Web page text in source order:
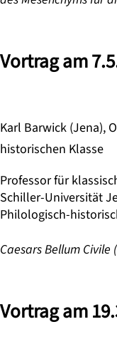
Vortrag am
Karl Barwick (Jena),
historischen Klasse
Professor für
Schiller-Universität
Philologisch-
Caesars Bellum Civile
Vortrag am